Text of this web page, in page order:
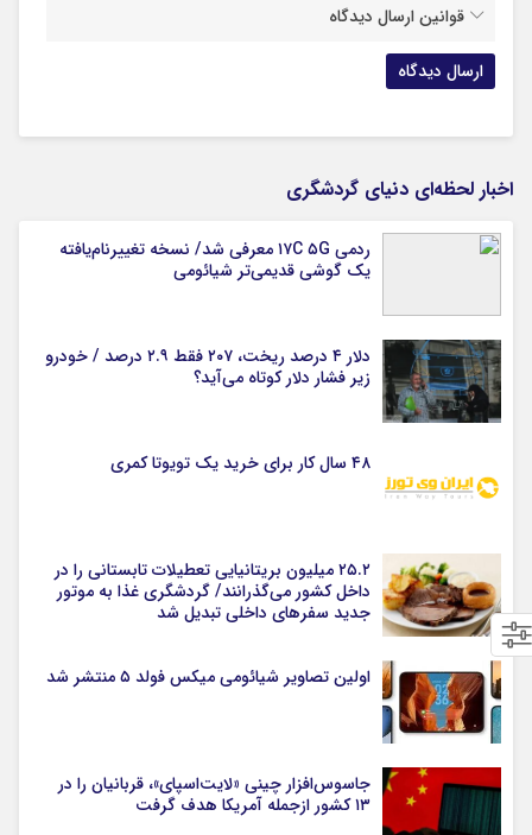
قوانین ارسال دیدگاه
اخبار لحظه‌ای دنیای گردشگری
ردمی ۱۷C ۵G معرفی شد/ نسخه تغییرنام‌یافته
یک گوشی قدیمی‌تر شیائومی
دلار ۴ درصد ریخت، ۲۰۷ فقط ۲.۹ درصد / خودرو
زیر فشار دلار کوتاه می‌آید؟
۴۸ سال کار برای خرید یک تویوتا کمری
۲۵.۲ میلیون بریتانیایی تعطیلات تابستانی را در
داخل کشور می‌گذرانند/ گردشگری غذا به موتور
جدید سفرهای داخلی تبدیل شد
اولین تصاویر شیائومی میکس فولد ۵ منتشر شد
جاسوس‌افزار چینی «لایت‌اسپای»، قربانیان را در
۱۳ کشور ازجمله آمریکا هدف گرفت